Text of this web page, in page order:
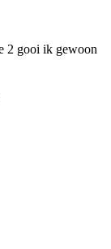
2 gooi ik gewoon